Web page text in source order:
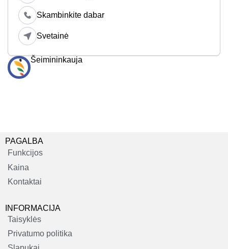
Skambinkite dabar
Svetainė
Šeimininkauja
PAGALBA
Funkcijos
Kaina
Kontaktai
INFORMACIJA
Taisyklės
Privatumo politika